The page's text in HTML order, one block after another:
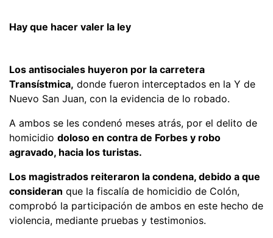
Hay que hacer valer la ley
Los antisociales huyeron por la carretera
Transístmica, donde fueron interceptados en la Y de
Nuevo San Juan, con la evidencia de lo robado.
A ambos se les condenó meses atrás, por el delito de
homicidio doloso en contra de Forbes y robo
agravado, hacia los turistas.
Los magistrados reiteraron la condena, debido a que
consideran que la fiscalía de homicidio de Colón,
comprobó la participación de ambos en este hecho de
violencia, mediante pruebas y testimonios.